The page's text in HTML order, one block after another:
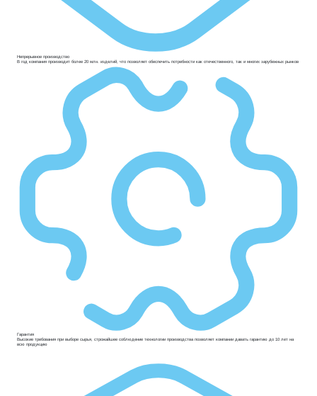
Непрерывное производство
В год компания производит более 20 млн. изделий, что позволяет обеспечить потребности как отечественного, так и многих зарубежных рынков
Гарантия
Высокие требования при выборе сырья, строжайшее соблюдение технологии производства позволяет компании давать гарантию до 10 лет на
всю продукцию